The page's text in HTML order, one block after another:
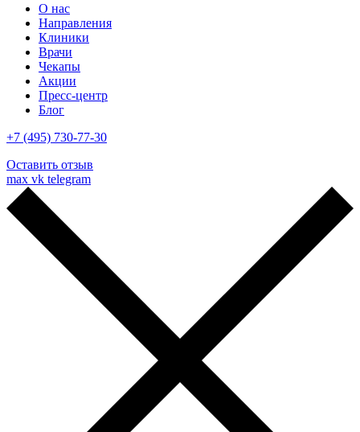
О нас
Направления
Клиники
Врачи
Чекапы
Акции
Пресс-центр
Блог
+7 (495) 730-77-30
Оставить отзыв
max vk telegram